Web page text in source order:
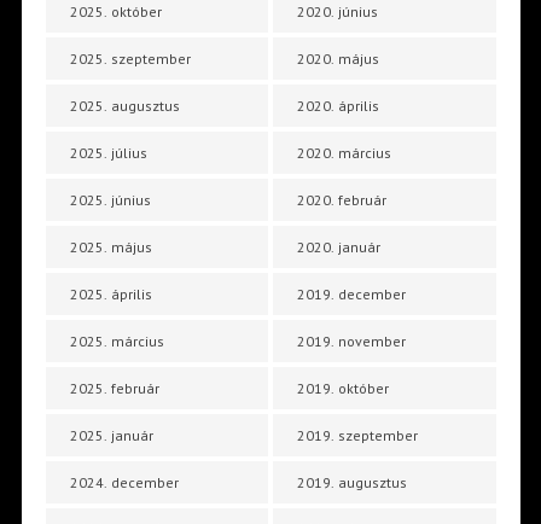
2025. október
2025. szeptember
2025. augusztus
2025. július
2025. június
2025. május
2025. április
2025. március
2025. február
2025. január
2024. december
2020. június
2020. május
2020. április
2020. március
2020. február
2020. január
2019. december
2019. november
2019. október
2019. szeptember
2019. augusztus